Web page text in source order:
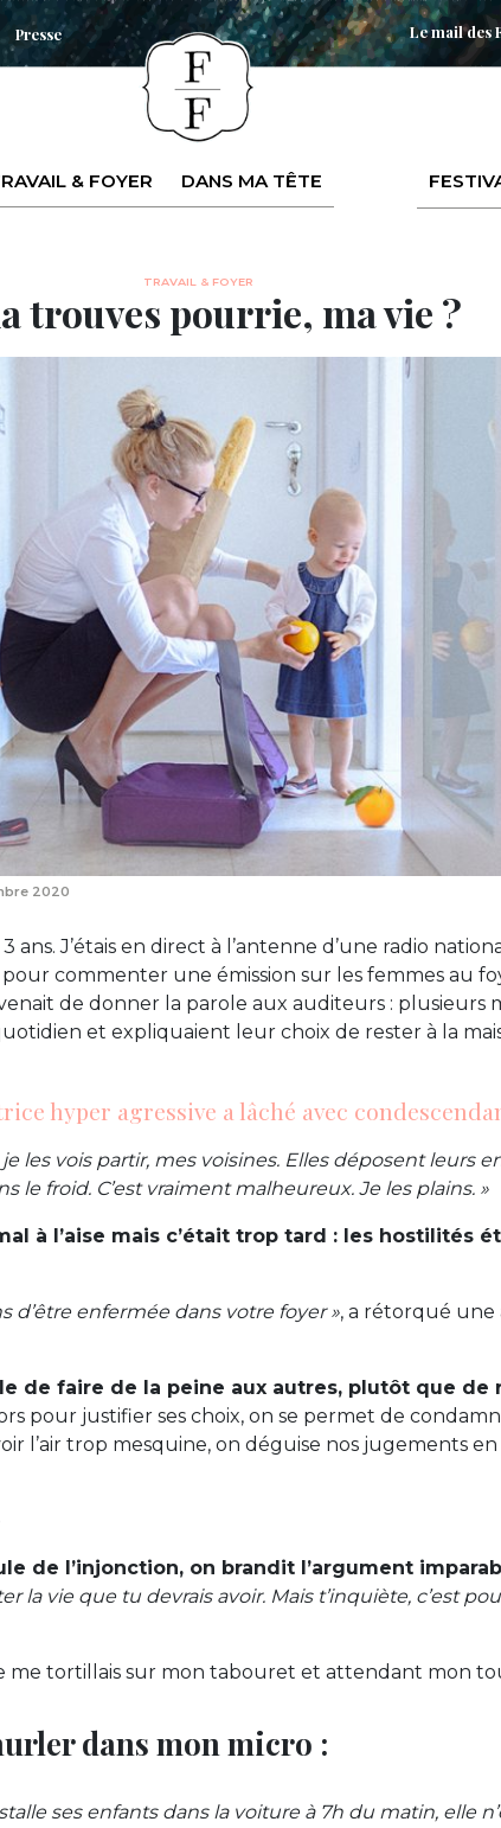
Presse Le mail des
& FOYER DANS MA TÊTE
TRAVAIL & FOYER
trouves pourrie, ma vie ?
2020
ans. J’étais en direct à l’antenne d’une radio
pour commenter une émission sur les femmes au
de donner la parole aux auditeurs : plusieurs
et expliquaient leur choix de rester à la
hyper agressive a lâché avec
je les vois partir, mes voisines. Elles déposent leurs
le froid. C’est vraiment malheureux. Je les plains. »
à l’aise mais c’était trop tard : les hostilités
d’être enfermée dans votre foyer », a rétorqué une
de faire de la peine aux autres, plutôt que de
pour justifier ses choix, on se permet de
l’air trop mesquine, on déguise nos jugements en
de l’injonction, on brandit l’argument
la vie que tu devrais avoir. Mais t’inquiète, c’est
me tortillais sur mon tabouret et attendant mon
dans mon micro :
ses enfants dans la voiture à 7h du matin, elle